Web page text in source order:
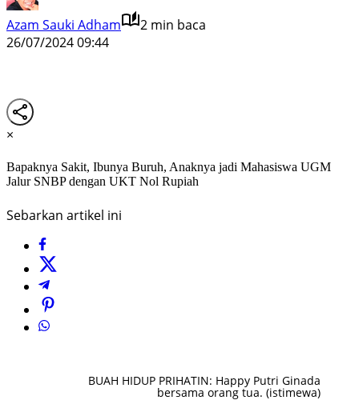
Azam Sauki Adham
2 min baca
26/07/2024 09:44
×
Bapaknya Sakit, Ibunya Buruh, Anaknya jadi Mahasiswa UGM
Jalur SNBP dengan UKT Nol Rupiah
Sebarkan artikel ini
BUAH HIDUP PRIHATIN: Happy Putri Ginada
bersama orang tua. (istimewa)